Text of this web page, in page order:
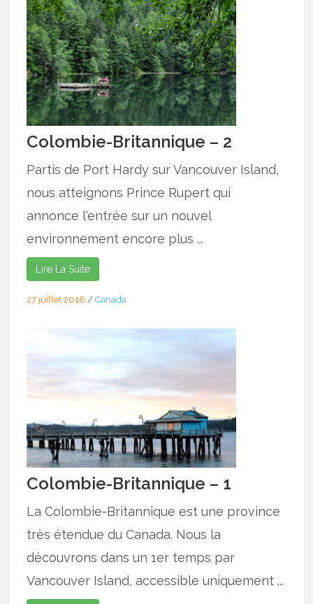
Colombie-Britannique – 2
Partis de Port Hardy sur Vancouver Island,
nous atteignons Prince Rupert qui
annonce l'entrée sur un nouvel
environnement encore plus ...
Lire La Suite
27 juillet 2018 /Canada
Colombie-Britannique – 1
La Colombie-Britannique est une province
très étendue du Canada. Nous la
découvrons dans un 1er temps par
Vancouver Island, accessible uniquement ...